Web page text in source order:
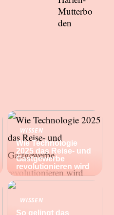
Mutterbo
den
WISSEN
Wie Technologie
2025 das Reise- und
Gastgewerbe
revolutionieren wird
WISSEN
So gelingt das